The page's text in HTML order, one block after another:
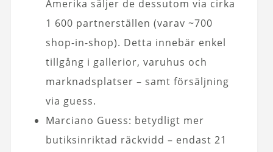
Amerika säljer de dessutom via cirka
1 600 partnerställen (varav ~700
shop-in-shop). Detta innebär enkel
tillgång i gallerior, varuhus och
marknadsplatser – samt försäljning
via guess.
Marciano Guess: betydligt mer
butiksinriktad räckvidd – endast 21